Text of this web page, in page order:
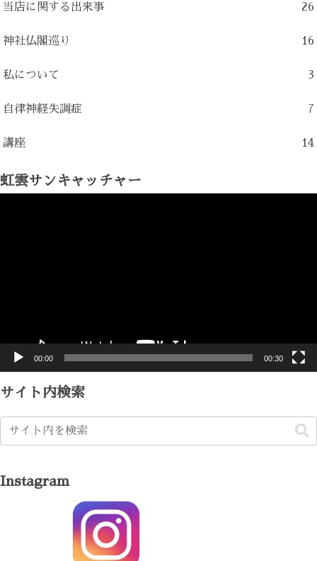
当店に関する出来事 26
神社仏閣巡り 16
私について 3
自律神経失調症 7
講座 14
虹雲サンキャッチャー
00:00 00:30
サイト内検索
Instagram